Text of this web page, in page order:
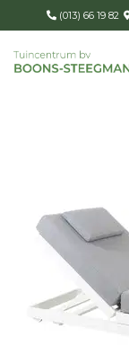
(013) 66 19 82